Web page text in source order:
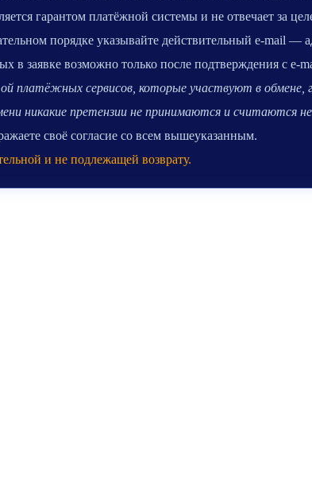
гарантом платёжной системы и не отвечает за
порядке указывайте действительный e-mail —
в заявке возможно только после подтверждения с e-
платёжных сервисов, которые участвуют в обмене,
никакие претензии не принимаются и считаются
своё согласие со всем вышеуказанным.
и не подлежащей возврату.